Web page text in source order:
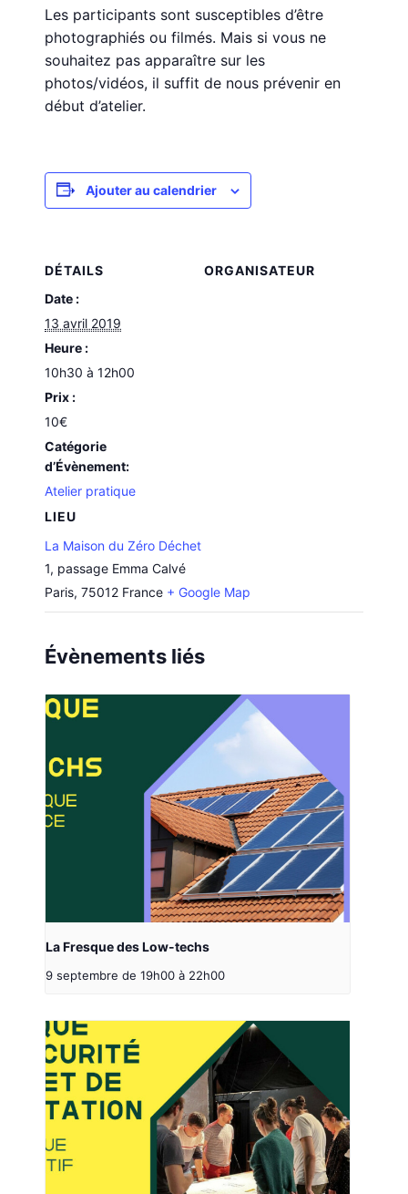
Les participants sont susceptibles d’être
photographiés ou filmés. Mais si vous ne
souhaitez pas apparaître sur les
photos/vidéos, il suffit de nous prévenir en
début d’atelier.
Ajouter au calendrier
DÉTAILS
Date :
13 avril 2019
Heure :
10h30 à 12h00
Prix :
10€
Catégorie
d’Évènement:
Atelier pratique
LIEU
La Maison du Zéro Déchet
1, passage Emma Calvé
Paris, 75012 France + Google Map
ORGANISATEUR
Évènements liés
La Fresque des Low-techs
9 septembre de 19h00 à 22h00